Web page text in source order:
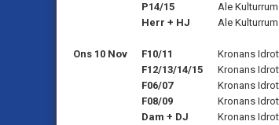
P14/15
Ale Kulturrum
Herr + HJ
Ale Kulturrum
Ons 10 Nov F10/11 Kronans
F12/13/14/15
Kronans
F06/07
Kronans
F08/09
Kronans
Dam + DJ
Kronans